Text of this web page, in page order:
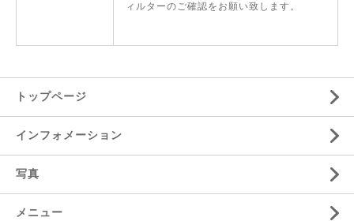
ィルターのご確認をお願い致します。
トップページ
インフォメーション
写真
メニュー